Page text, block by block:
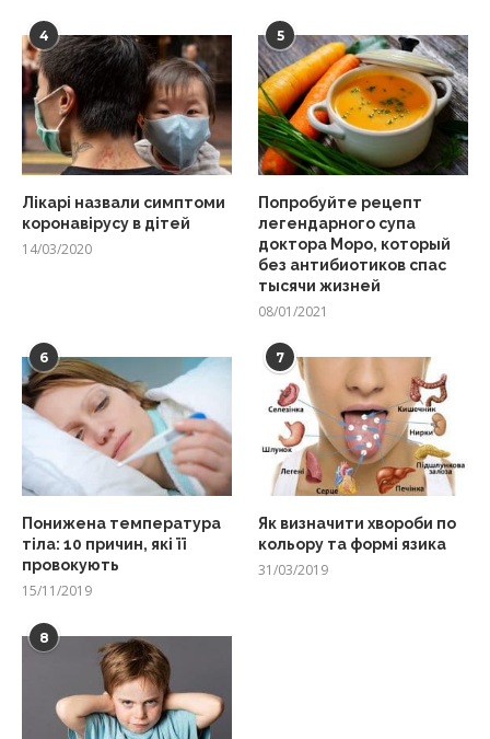
4
Лікарі назвали симптоми
коронавірусу в дітей
14/03/2020
5
Попробуйте рецепт
легендарного супа
доктора Моро, который
без антибиотиков спас
тысячи жизней
08/01/2021
6
Понижена температура
тіла: 10 причин, які її
провокують
15/11/2019
7
Як визначити хвороби по
кольору та формі язика
31/03/2019
8